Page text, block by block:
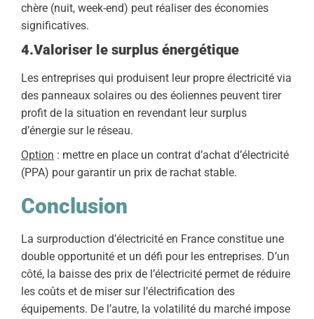
chère (nuit, week-end) peut réaliser des économies
significatives.
4.Valoriser le surplus énergétique
Les entreprises qui produisent leur propre électricité via
des panneaux solaires ou des éoliennes peuvent tirer
profit de la situation en revendant leur surplus
d’énergie sur le réseau.
Option : mettre en place un contrat d’achat d’électricité
(PPA) pour garantir un prix de rachat stable.
Conclusion
La surproduction d’électricité en France constitue une
double opportunité et un défi pour les entreprises. D’un
côté, la baisse des prix de l’électricité permet de réduire
les coûts et de miser sur l’électrification des
équipements. De l’autre, la volatilité du marché impose